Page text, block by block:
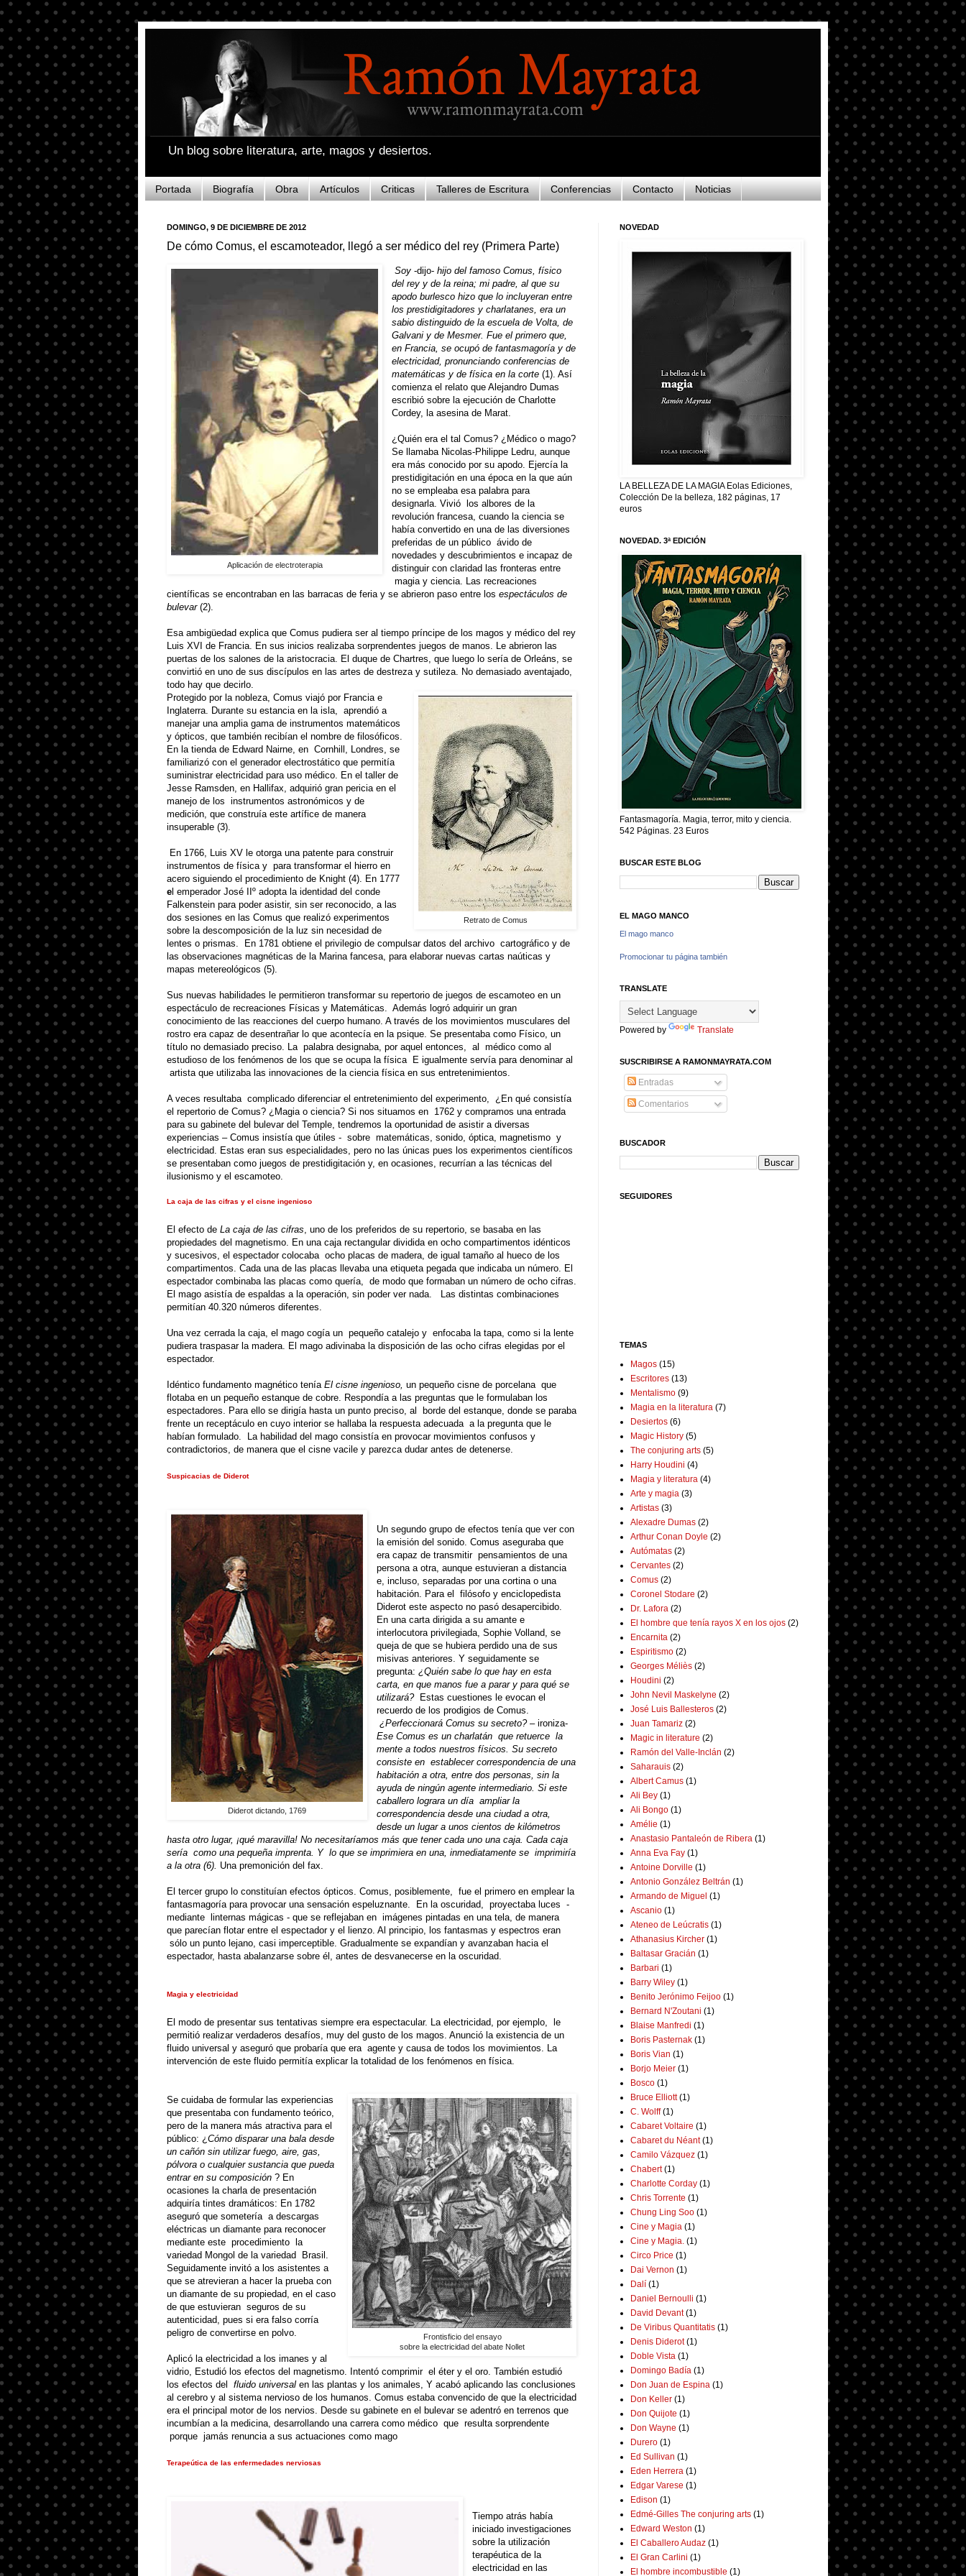
Un blog sobre literatura, arte, magos y desiertos.
Portada Biografía Obra Artículos Criticas Talleres de Escritura Conferencias Contacto Noticias
DOMINGO, 9 DE DICIEMBRE DE 2012
De cómo Comus, el escamoteador, llegó a ser médico del rey (Primera Parte)
Aplicación de electroterapia
Soy -dijo-hijo del famoso Comus, físico
del rey y de la reina; mi padre, al que su
apodo burlesco hizo que lo incluyeran entre
los prestidigitadores y charlatanes, era un
sabio distinguido de la escuela de Volta, de
Galvani y de Mesmer. Fue el primero que,
en Francia, se ocupó de fantasmagoría y de
electricidad, pronunciando conferencias de
matemáticas y de física en la corte (1). Así
comienza el relato que Alejandro Dumas
escribió sobre la ejecución de Charlotte
Cordey, la asesina de Marat.
¿Quién era el tal Comus? ¿Médico o mago?
Se llamaba Nicolas-Philippe Ledru, aunque
era más conocido por su apodo. Ejercía la
prestidigitación en una época en la que aún
no se empleaba esa palabra para
designarla. Vivió
los albores de la
revolución francesa, cuando la ciencia se
había convertido en una de las diversiones
preferidas de un público ávido de
novedades y descubrimientos e incapaz de
distinguir con claridad las fronteras entre
magia y ciencia. Las recreaciones
científicas se encontraban en las barracas de feria y se abrieron paso entre los espectáculos de
bulevar (2).
Esa ambigüedad explica que Comus pudiera ser al tiempo príncipe de los magos y médico del rey
Luis XVI de Francia. En sus inicios realizaba sorprendentes juegos de manos. Le abrieron las
puertas de los salones de la aristocracia. El duque de Chartres, que luego lo sería de Orleáns, se
convirtió en uno de sus discípulos en las artes de destreza y sutileza. No demasiado aventajado,
todo hay que decirlo.
Retrato de Comus
Protegido por la nobleza, Comus viajó por Francia e
Inglaterra. Durante su estancia en la isla, aprendió a
manejar una amplia gama de instrumentos matemáticos
y ópticos, que también recibían el nombre de filosóficos.
En la tienda de Edward Nairne, en Cornhill, Londres, se
familiarizó con el generador electrostático que permitía
suministrar electricidad para uso médico. En el taller de
Jesse Ramsden, en Hallifax, adquirió gran pericia en el
manejo de los instrumentos astronómicos y de
medición, que construía este artífice de manera
insuperable (3).
En 1766, Luis XV le otorga una patente para construir
instrumentos de física y para transformar el hierro en
acero siguiendo el procedimiento de Knight (4). En 1777
e l emperador José IIº adopta la identidad del conde
Falkenstein para poder asistir, sin ser reconocido, a las
dos sesiones en las Comus que realizó experimentos
sobre la descomposición de la luz sin necesidad de
lentes o prismas. En 1781 obtiene el privilegio de compulsar datos del archivo cartográfico y de
las observaciones magnéticas de la Marina fancesa, para elaborar nuevas cartas naúticas y
mapas metereológicos (5).
Sus nuevas habilidades le permitieron transformar su repertorio de juegos de escamoteo en un
espectáculo de recreaciones Físicas y Matemáticas. Además logró adquirir un gran
conocimiento de las reacciones del cuerpo humano. A través de los movimientos musculares del
rostro era capaz de desentrañar lo que acontecía en la psique. Se presentaba como Físico, un
título no demasiado preciso. La palabra designaba, por aquel entonces, al médico como al
estudioso de los fenómenos de los que se ocupa la física
E igualmente servía para denominar al
artista que utilizaba las innovaciones de la ciencia física en sus entretenimientos.
A veces resultaba complicado diferenciar el entretenimiento del experimento, ¿En qué consistía
el repertorio de Comus? ¿Magia o ciencia? Si nos situamos en 1762 y compramos una entrada
para su gabinete del bulevar del Temple, tendremos la oportunidad de asistir a diversas
experiencias – Comus insistía que útiles - sobre matemáticas, sonido, óptica, magnetismo y
electricidad. Estas eran sus especialidades, pero no las únicas pues los experimentos científicos
se presentaban como juegos de prestidigitación y, en ocasiones, recurrían a las técnicas del
ilusionismo y el escamoteo.
La caja de las cifras y el cisne ingenioso
El efecto de La caja de las cifras, uno de los preferidos de su repertorio, se basaba en las
propiedades del magnetismo. En una caja rectangular dividida en ocho compartimentos idénticos
y sucesivos, el espectador colocaba ocho placas de madera, de igual tamaño al hueco de los
compartimentos. Cada una de las placas llevaba una etiqueta pegada que indicaba un número. El
espectador com binaba las placas como quería, de modo que formaban un número de ocho cifras.
El mago asistía de espaldas a la operación, sin poder ver nada. Las distintas com binaciones
permitían 40.320 números diferentes.
Una vez cerrada la caja, el mago cogía un pequeño catalejo y enfocaba la tapa, como si la lente
pudiera traspasar la madera. El mago adivinaba la disposición de las ocho cifras elegidas por el
espectador.
Idéntico fundamento magnético tenía El cisne ingenioso, un pequeño cisne de porcelana que
flotaba en un pequeño estanque de cobre. Respondía a las preguntas que le formulaban los
espectadores. Para ello se dirigía hasta un punto preciso, al
borde del estanque, donde se paraba
frente un receptáculo en cuyo interior se hallaba la respuesta adecuada a la pregunta que le
habían formulado.
La habilidad del mago consistía en provocar movimientos confusos y
contradictorios, de manera que el cisne vacile y parezca dudar antes de detenerse.
Suspicacias de Diderot
Diderot dictando, 1769
Un segundo grupo de efectos tenía que ver con
la emisión del sonido. Comus aseguraba que
era capaz de transmitir pensamientos de una
persona a otra, aunque estuvieran a distancia
e, incluso, separadas por una cortina o una
habitación. Para el
filósofo y enciclopedista
Diderot este aspecto no pasó desapercibido.
En una carta dirigida a su amante e
interlocutora privilegiada, Sophie Volland, se
queja de que se hubiera perdido una de sus
misivas anteriores. Y seguidamente se
pregunta:¿Quién sabe lo que hay en esta
carta, en que manos fue a parar y para qué se
utilizará?
Estas cuestiones le evocan el
recuerdo de los prodigios de Comus.
¿Perfeccionará Comus su secreto?– ironiza-
Ese Comus es un charlatán que retuerce la
mente a todos nuestros físicos. Su secreto
consiste en establecer correspondencia de una
habitación a otra, entre dos personas, sin la
ayuda de ningún agente intermediario. Si este
caballero lograra un día ampliar la
correspondencia desde una ciudad a otra,
desde un lugar a unos cientos de kilómetros
hasta otro lugar, ¡qué maravilla! No necesitaríamos más que tener cada uno una caja. Cada caja
sería como una pequeña imprenta. Y lo que se imprimiera en una, inmediatamente se imprimiría
a la otra (6). Una premonición del fax.
El tercer grupo lo constituían efectos ópticos. Comus, posiblemente, fue el primero en emplear la
fantasmagoría para provocar una sensación espeluznante. En la oscuridad, proyectaba luces -
mediante
linternas mágicas - que se reflejaban en imágenes pintadas en una tela, de manera
que parecían flotar entre el espectador y el lienzo. Al principio, los fantasmas y espectros eran
sólo un punto lejano, casi imperceptible. Gradualmente se expandían y avanzaban hacia el
espectador, hasta abalanzarse sobre él, antes de desvanecerse en la oscuridad.
Magia y electricidad
El modo de presentar sus tentativas siempre era espectacular. La electricidad, por ejemplo,
le
permitió realizar verdaderos desafíos, muy del gusto de los magos. Anunció la existencia de un
fluido universal y aseguró que probaría que era agente y causa de todos los movimientos. La
intervención de este fluido permitía explicar la totalidad de los fenómenos en física.
Frontisficio del ensayo
sobre la electricidad del abate Nollet
Se cuidaba de formular las experiencias
que presentaba con fundamento teórico,
pero de la manera más atractiva para el
público: ¿ Cómo disparar una bala desde
un cañón sin utilizar fuego, aire, gas,
pólvora o cualquier sustancia que pueda
entrar en su composición ? En
ocasiones la charla de presentación
adquiría tintes dramáticos: En 1782
aseguró que sometería a descargas
eléctricas un diamante para reconocer
mediante este procedimiento
la
variedad Mongol de la variedad
Brasil .
Seguidamente invitó a los asistentes a
que se atrevieran a hacer la prueba con
un diamante de su propiedad, en el caso
de que estuvieran seguros de su
autenticidad, pues si era falso corría
peligro de convertirse en polvo.
Aplicó la electricidad a los imanes y al
vidrio, Estudió los efectos del magnetismo. Intentó comprimir el éter y el oro. También estudió
los efectos del
fluido universal en las plantas y los animales, Y acabó aplicando las conclusiones
al cerebro y al sistema nervioso de los humanos. Comus estaba convencido de que la electricidad
era el principal motor de los nervios. Desde su gabinete en el bulevar se adentró en terrenos que
incumbían a la medicina, desarrollando una carrera como médico que resulta sorprendente
porque jamás renuncia a sus actuaciones como mago
Terapeútica de las enfermedades nerviosas
Tiempo atrás había
iniciado investigaciones
sobre la utilización
terapéutica de la
electricidad en las
NOVEDAD
LA BELLEZA DE LA MAGIA Eolas Ediciones,
Colección De la belleza, 182 páginas, 17
euros
NOVEDAD. 3ª EDICIÓN
Fantasmagoría. Magia, terror, mito y ciencia.
542 Páginas. 23 Euros
BUSCAR ESTE BLOG
EL MAGO MANCO
El mago manco
Promocionar tu página también
TRANSLATE
Powered by Translate
SUSCRIBIRSE A RAMONMAYRATA.COM
Entradas
Comentarios
BUSCADOR
SEGUIDORES
TEMAS
Magos (15)
Escritores (13)
Mentalismo (9)
Magia en la literatura (7)
Desiertos (6)
Magic History (5)
The conjuring arts (5)
Harry Houdini (4)
Magia y literatura (4)
Arte y magia (3)
Artistas (3)
Alexadre Dumas (2)
Arthur Conan Doyle (2)
Autómatas (2)
Cervantes (2)
Comus (2)
Coronel Stodare (2)
Dr. Lafora (2)
El hombre que tenía rayos X en los ojos (2)
Encarnita (2)
Espiritismo (2)
Georges Méliès (2)
Houdini (2)
John Nevil Maskelyne (2)
José Luis Ballesteros (2)
Juan Tamariz (2)
Magic in literature (2)
Ramón del Valle-Inclán (2)
Saharauis (2)
Albert Camus (1)
Ali Bey (1)
Ali Bongo (1)
Amélie (1)
Anastasio Pantaleón de Ribera (1)
Anna Eva Fay (1)
Antoine Dorville (1)
Antonio González Beltrán (1)
Armando de Miguel (1)
Ascanio (1)
Ateneo de Leúcratis (1)
Athanasius Kircher (1)
Baltasar Gracián (1)
Barbari (1)
Barry Wiley (1)
Benito Jerónimo Feijoo (1)
Bernard N'Zoutani (1)
Blaise Manfredi (1)
Boris Pasternak (1)
Boris Vian (1)
Borjo Meier (1)
Bosco (1)
Bruce Elliott (1)
C. Wolff (1)
Cabaret Voltaire (1)
Cabaret du Néant (1)
Camilo Vázquez (1)
Chabert (1)
Charlotte Corday (1)
Chris Torrente (1)
Chung Ling Soo (1)
Cine y Magia (1)
Cine y Magia. (1)
Circo Price (1)
Dai Vernon (1)
Dalí (1)
Daniel Bernoulli (1)
David Devant (1)
De Viribus Quantitatis (1)
Denis Diderot (1)
Doble Vista (1)
Domingo Badía (1)
Don Juan de Espina (1)
Don Keller (1)
Don Quijote (1)
Don Wayne (1)
Durero (1)
Ed Sullivan (1)
Eden Herrera (1)
Edgar Varese (1)
Edison (1)
Edmé-Gilles The conjuring arts (1)
Edward Weston (1)
El Caballero Audaz (1)
El Gran Carlini (1)
El hombre incombustible (1)